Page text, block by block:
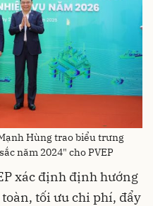
Hùng trao biểu trưng
năm 2024" cho PVEP
xác định định hướng
tối ưu chi phí, đẩy